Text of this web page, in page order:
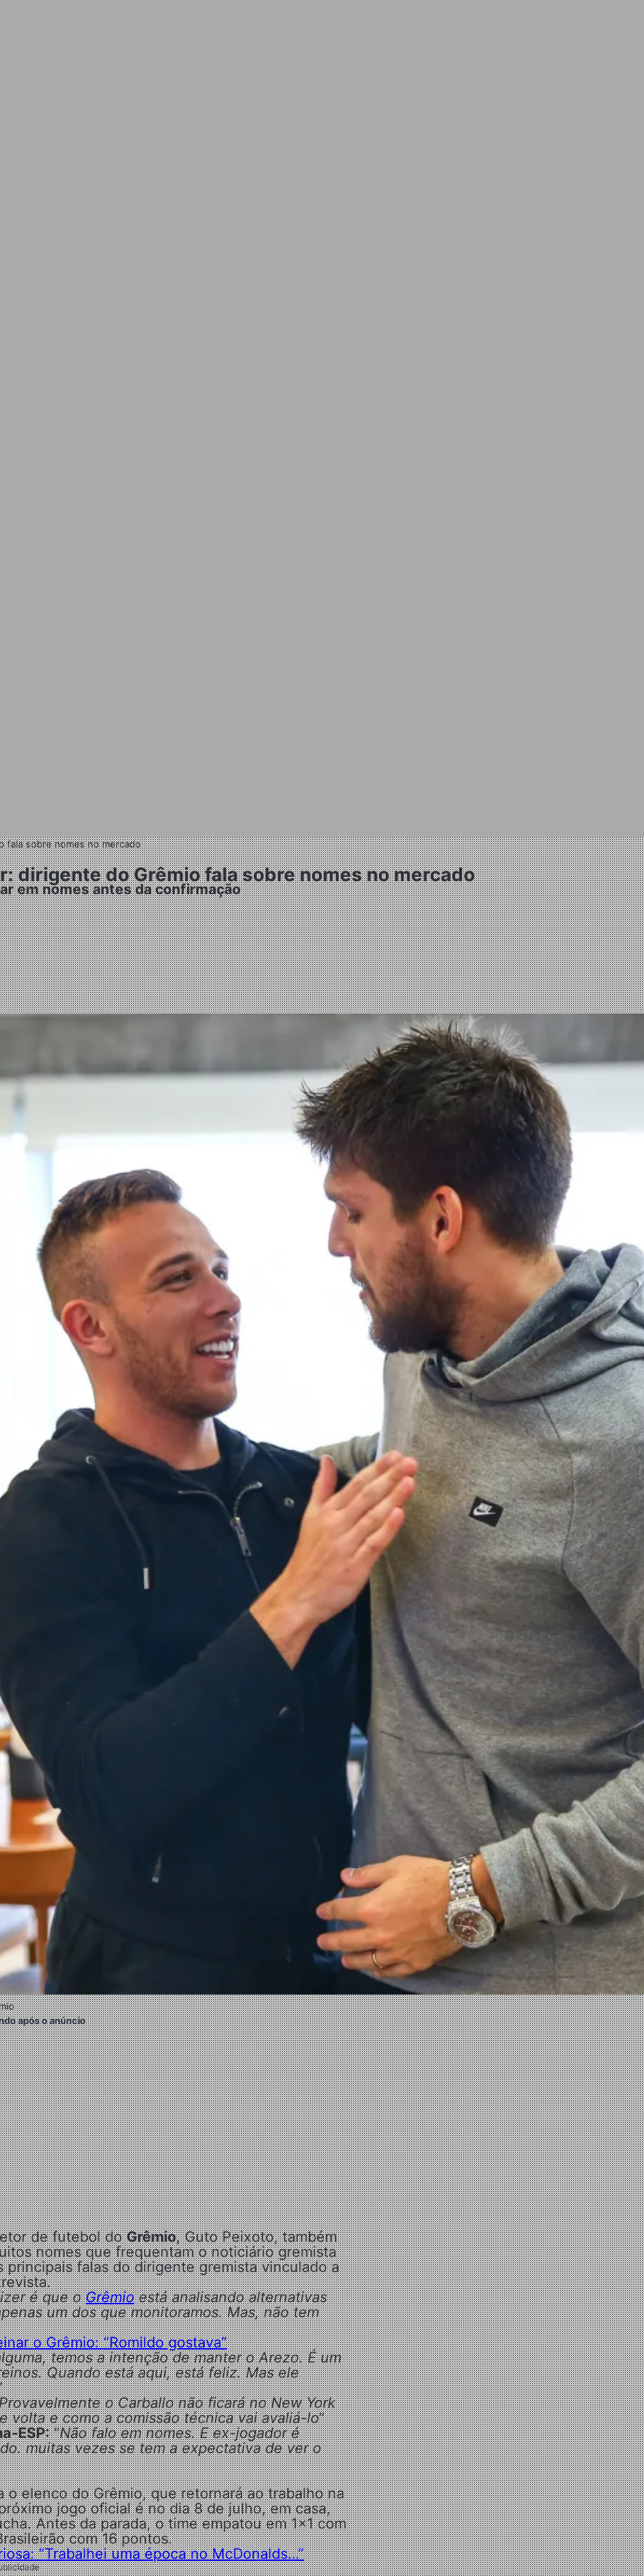
fala sobre nomes no mercado
dirigente do Grêmio fala sobre nomes no mercado
em nomes antes da confirmação
após o anúncio
de futebol doGrêmio, Guto Peixoto, também
nomes que frequentam o noticiário gremista
falas do dirigente gremista vinculado a
é que oGrêmioestá analisando alternativas
um dos que monitoramos. Mas, não tem
o Grêmio: “Romildo gostava”
temos a intenção de manter o Arezo. É um
Quando está aqui, está feliz. Mas ele
o Carballo não ficará no New York
volta e como a comissão técnica vai avaliá-lo”
ESP:“Não falo em nomes. E ex-jogador é
muitas vezes se tem a expectativa de ver o
elenco do Grêmio, que retornará ao trabalho na
jogo oficial é no dia 8 de julho, em casa,
Antes da parada, o time empatou em 1×1 com
com 16 pontos.
“Trabalhei uma época no McDonalds…”